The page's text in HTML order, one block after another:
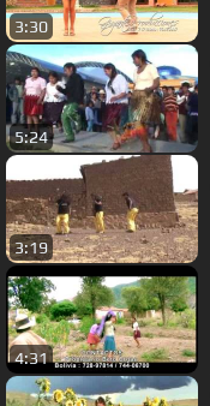
3:30
5:24
3:19
4:31